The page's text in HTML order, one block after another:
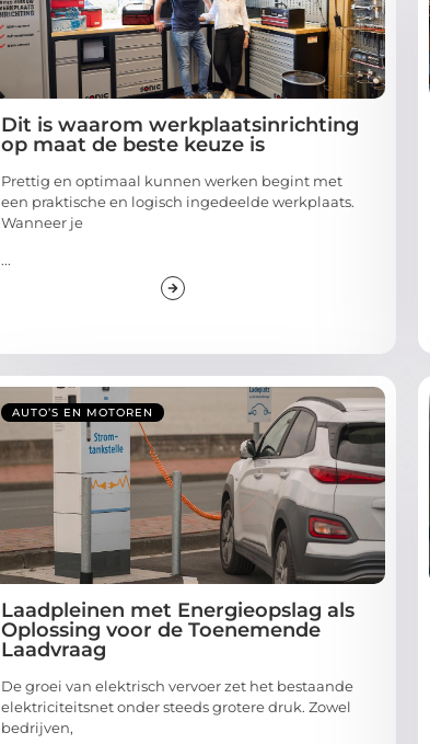
Dit is waarom werkplaatsinrichting
op maat de beste keuze is
Prettig en optimaal kunnen werken begint met
een praktische en logisch ingedeelde werkplaats.
Wanneer je
AUTO’S EN MOTOREN
Laadpleinen met Energieopslag als
Oplossing voor de Toenemende
Laadvraag
De groei van elektrisch vervoer zet het bestaande
elektriciteitsnet onder steeds grotere druk. Zowel
bedrijven,